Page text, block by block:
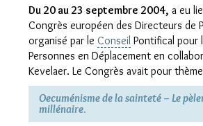
Du 20 au 23 septembre 2004, a eu
Congrès européen des Directeurs de
organisé par le Conseil Pontifical pour
Personnes en Déplacement en
Kevelaer. Le Congrès avait pour
Oecuménisme de la sainteté – Le
millénaire.